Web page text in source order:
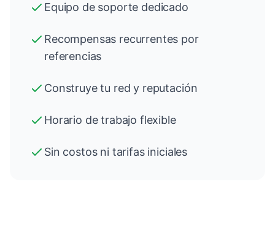
Equipo de soporte dedicado
Recompensas recurrentes por
referencias
Construye tu red y reputación
Horario de trabajo flexible
Sin costos ni tarifas iniciales